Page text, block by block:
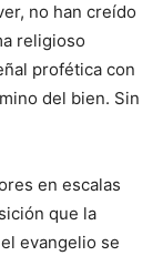
no han creído
religioso
profética con
del bien. Sin
en escalas
que la
evangelio se